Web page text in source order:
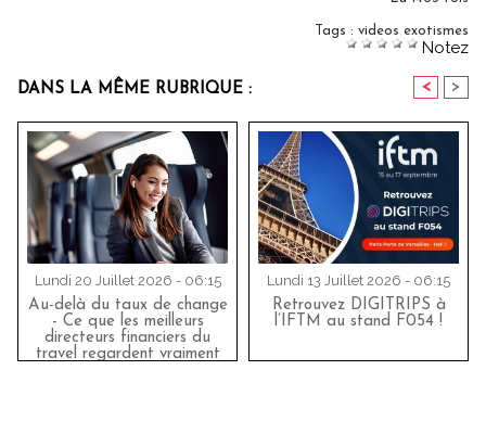
Tags : videos exotismes
Notez
DANS LA MÊME RUBRIQUE : < >
Lundi 20 Juillet 2026 - 06:15
Au-delà du taux de change
- Ce que les meilleurs
directeurs financiers du
travel regardent vraiment
Lundi 13 Juillet 2026 - 06:15
Retrouvez DIGITRIPS à
l’IFTM au stand F054 !